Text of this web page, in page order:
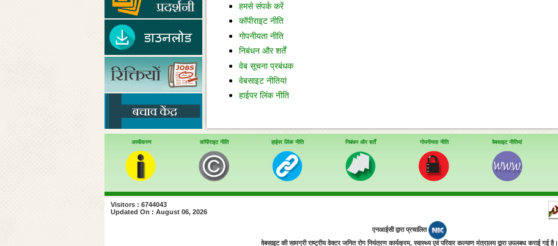
हमसे संपर्क करें
कॉपीराइट नीति
गोपनीयता नीति
निबंधन और शर्तें
वेब सूचना प्रबंधक
वेबसाइट नीतियां
हाईपर लिंक नीति
अस्वीकरण कॉपीराइट नीति हाईपर लिंक नीति निबंधन और शर्तें गोपनीयता नीति वेबसाइट नीतियां
Visitors : 6744043
Updated On : August 06, 2026
एनआईसी द्वारा प्रचालित
वेबसाइट की सामग्री राष्ट्रीय वेक्टर जनित रोग नियंत्रण कार्यक्रम, स्‍वास्‍थ्‍य एवं परिवार कल्‍याण मंत्रालय द्वारा उपलबध कराई गई है।